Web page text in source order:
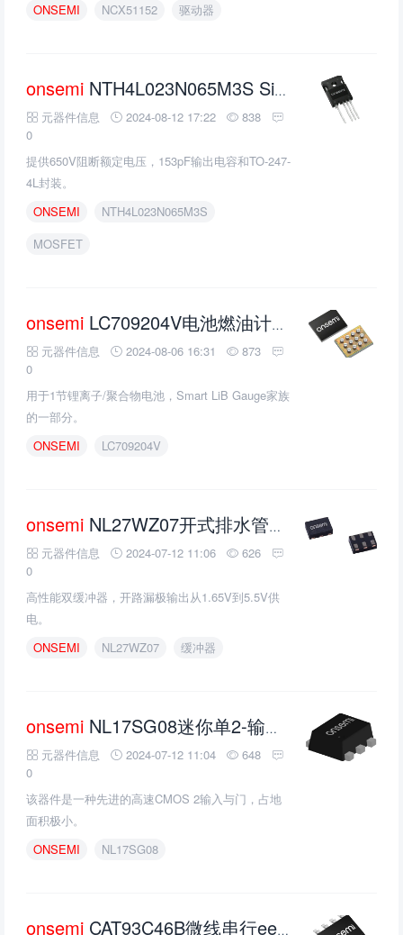
ONSEMI
NCX51152 驱动器
onsemi NTH4L023N065M3S SiC MOSFET的介绍、特性、及应用
元器件信息 2024-08-12 17:22
838
0
提供650V阻断额定电压，153pF输出电容和TO-247-
4L封装。
ONSEMI
NTH4L023N065M3S
MOSFET
onsemi LC709204V电池燃油计的介绍、特性、及应用
元器件信息 2024-08-06 16:31
873
0
用于1节锂离子/聚合物电池，Smart LiB Gauge家族
的一部分。
ONSEMI
LC709204V
onsemi NL27WZ07开式排水管双缓冲器的介绍、特性、及应用
元器件信息 2024-07-12 11:06
626
0
高性能双缓冲器，开路漏极输出从1.65V到5.5V供
电。
ONSEMI
NL27WZ07 缓冲器
onsemi NL17SG08迷你单2-输入和门的介绍、特性、及应用
元器件信息 2024-07-12 11:04
648
0
该器件是一种先进的高速CMOS 2输入与门，占地
面积极小。
ONSEMI
NL17SG08
onsemi CAT93C46B微线串行eeprom的介绍、特性、及应用